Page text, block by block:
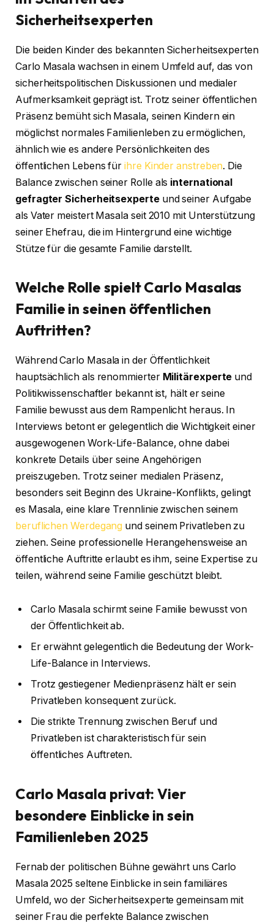
Sicherheitsexperten
Die beiden Kinder des bekannten Sicherheitsexperten
Carlo Masala wachsen in einem Umfeld auf, das von
sicherheitspolitischen Diskussionen und medialer
Aufmerksamkeit geprägt ist. Trotz seiner öffentlichen
Präsenz bemüht sich Masala, seinen Kindern ein
möglichst normales Familienleben zu ermöglichen,
ähnlich wie es andere Persönlichkeiten des
öffentlichen Lebens fürihre Kinder anstreben. Die
Balance zwischen seiner Rolle als international
gefragter Sicherheitsexperteund seiner Aufgabe
als Vater meistert Masala seit 2010 mit Unterstützung
seiner Ehefrau, die im Hintergrund eine wichtige
Stütze für die gesamte Familie darstellt.
Welche Rolle spielt Carlo Masalas
Familie in seinen öffentlichen
Auftritten?
Während Carlo Masala in der Öffentlichkeit
hauptsächlich als renommierter Militärexperte und
Politikwissenschaftler bekannt ist, hält er seine
Familie bewusst aus dem Rampenlicht heraus. In
Interviews betont er gelegentlich die Wichtigkeit einer
ausgewogenen Work-Life-Balance, ohne dabei
konkrete Details über seine Angehörigen
preiszugeben. Trotz seiner medialen Präsenz,
besonders seit Beginn des Ukraine-Konflikts, gelingt
es Masala, eine klare Trennlinie zwischen seinem
beruflichen Werdegang und seinem Privatleben zu
ziehen. Seine professionelle Herangehensweise an
öffentliche Auftritte erlaubt es ihm, seine Expertise zu
teilen, während seine Familie geschützt bleibt.
Carlo Masala schirmt seine Familie bewusst von
der Öffentlichkeit ab.
Er erwähnt gelegentlich die Bedeutung der Work-
Life-Balance in Interviews.
Trotz gestiegener Medienpräsenz hält er sein
Privatleben konsequent zurück.
Die strikte Trennung zwischen Beruf und
Privatleben ist charakteristisch für sein
öffentliches Auftreten.
Carlo Masala privat: Vier
besondere Einblicke in sein
Familienleben 2025
Fernab der politischen Bühne gewährt uns Carlo
Masala 2025 seltene Einblicke in sein familiäres
Umfeld, wo der Sicherheitsexperte gemeinsam mit
seiner Frau die perfekte Balance zwischen